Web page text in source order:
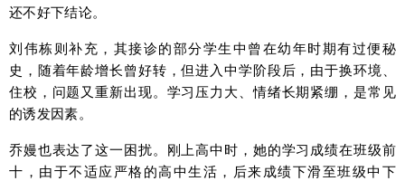
还不好下结论。
刘伟栋则补充，其接诊的部分学生中曾在幼年时期有过便秘
史，随着年龄增长曾好转，但进入中学阶段后，由于换环境、
住校，问题又重新出现。学习压力大、情绪长期紧绷，是常见
的诱发因素。
乔嫚也表达了这一困扰。刚上高中时，她的学习成绩在班级前
十，由于不适应严格的高中生活，后来成绩下滑至班级中下